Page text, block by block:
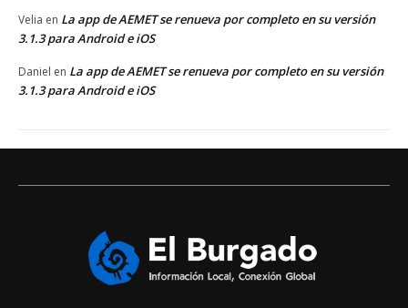
Velia en La app de AEMET se renueva por completo en su versión
3.1.3 para Android e iOS
Daniel en La app de AEMET se renueva por completo en su versión
3.1.3 para Android e iOS